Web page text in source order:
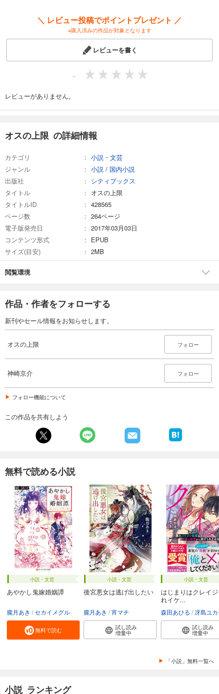
＼ レビュー投稿でポイントプレゼント ／
※購入済みの作品が対象となります
レビューを書く
-
レビューがありません。
オスの上限 の詳細情報
カテゴリ
小説・文芸
ジャンル
小説 / 国内小説
出版社
シティブックス
タイトル
オスの上限
タイトルID
428565
ページ数
264ページ
電子版発売日
2017年03月03日
コンテンツ形式
EPUB
サイズ(目安)
2MB
閲覧環境
作品・作者をフォローする
新刊やセール情報をお知らせします。
オスの上限 フォロー
神崎京介 フォロー
フォロー機能について
この作品を共有しよう
無料で読める小説
小説・文芸
あやかし鬼嫁婚姻譚
朧月あき セカイメグル
無料で読む
小説・文芸
後宮悪女は逃げ出したい
朧月あき 宵マチ
試し読み
増量中
小説・文芸
はじまりはクレイ
れイケ...
森田あひる 冴島ユ
試し読み
増量中
「小説」無料一覧へ
小説 ランキング